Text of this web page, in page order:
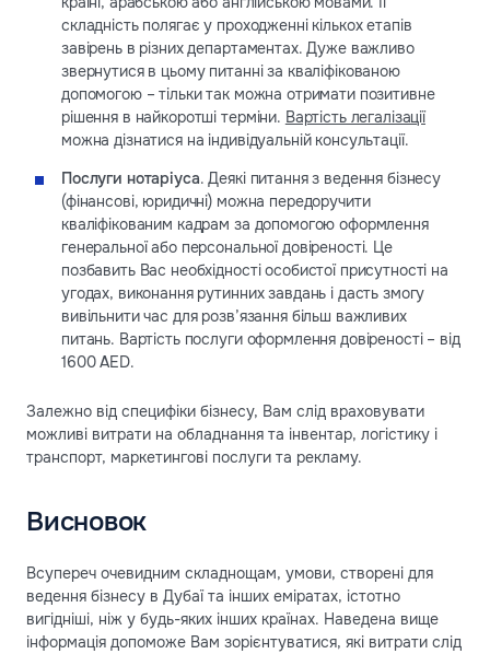
складність полягає у проходженні кількох етапів
завірень в різних департаментах. Дуже важливо
звернутися в цьому питанні за кваліфікованою
допомогою – тільки так можна отримати позитивне
рішення в найкоротші терміни. Вартість легалізації
можна дізнатися на індивідуальній консультації.
Послуги нотаріуса. Деякі питання з ведення бізнесу
(фінансові, юридичні) можна передоручити
кваліфікованим кадрам за допомогою оформлення
генеральної або персональної довіреності. Це
позбавить Вас необхідності особистої присутності на
угодах, виконання рутинних завдань і дасть змогу
вивільнити час для розв’язання більш важливих
питань. Вартість послуги оформлення довіреності – від
1600 AED.
Залежно від специфіки бізнесу, Вам слід враховувати
можливі витрати на обладнання та інвентар, логістику і
транспорт, маркетингові послуги та рекламу.
Висновок
Всупереч очевидним складнощам, умови, створені для
ведення бізнесу в Дубаї та інших еміратах, істотно
вигідніші, ніж у будь-яких інших країнах. Наведена вище
інформація допоможе Вам зорієнтуватися, які витрати слід